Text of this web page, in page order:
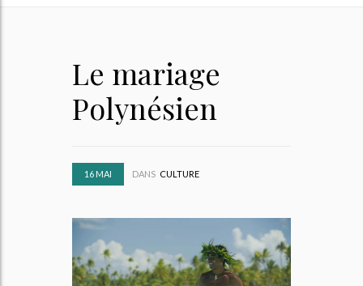
Le mariage
Polynésien
16 MAI DANS CULTURE